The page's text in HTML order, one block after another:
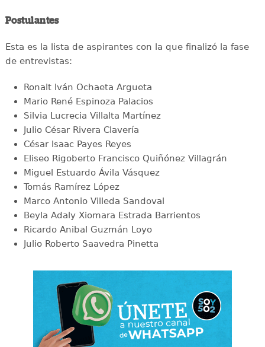
Postulantes
Esta es la lista de aspirantes con la que finalizó la fase
de entrevistas:
Ronalt Iván Ochaeta Argueta
Mario René Espinoza Palacios
Silvia Lucrecia Villalta Martínez
Julio César Rivera Clavería
César Isaac Payes Reyes
Eliseo Rigoberto Francisco Quiñónez Villagrán
Miguel Estuardo Ávila Vásquez
Tomás Ramírez López
Marco Antonio Villeda Sandoval
Beyla Adaly Xiomara Estrada Barrientos
Ricardo Anibal Guzmán Loyo
Julio Roberto Saavedra Pinetta